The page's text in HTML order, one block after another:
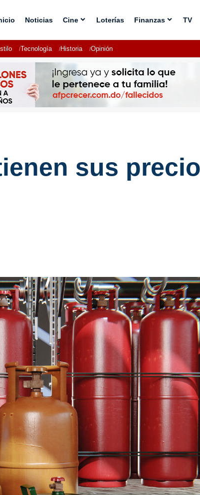
Noticias Cine Loterías Finanzas TV
Tecnología Historia Opinión
sus